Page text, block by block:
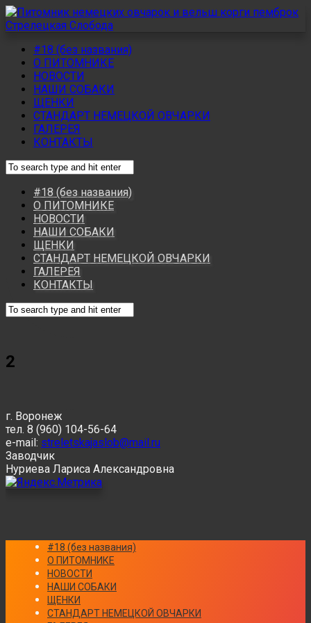
#18 (без названия)
О ПИТОМНИКЕ
НОВОСТИ
НАШИ СОБАКИ
ЩЕНКИ
СТАНДАРТ НЕМЕЦКОЙ ОВЧАРКИ
ГАЛЕРЕЯ
КОНТАКТЫ
#18 (без названия)
О ПИТОМНИКЕ
НОВОСТИ
НАШИ СОБАКИ
ЩЕНКИ
СТАНДАРТ НЕМЕЦКОЙ ОВЧАРКИ
ГАЛЕРЕЯ
КОНТАКТЫ
2
г. Воронеж
тел. 8 (960) 104-56-64
e-mail: streletskajaslob@mail.ru
Заводчик
Нуриева Лариса Александровна
#18 (без названия)
О ПИТОМНИКЕ
НОВОСТИ
НАШИ СОБАКИ
ЩЕНКИ
СТАНДАРТ НЕМЕЦКОЙ ОВЧАРКИ